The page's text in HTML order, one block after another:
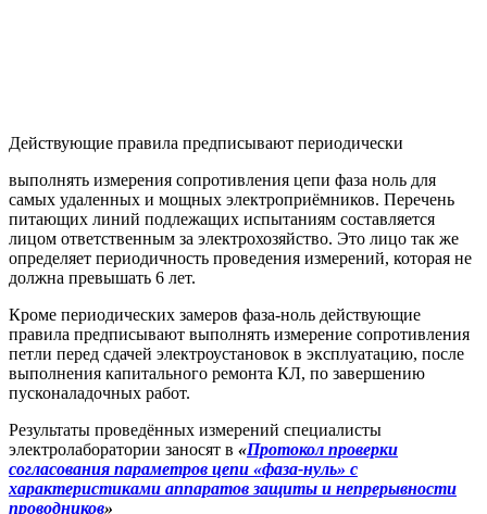
Действующие правила предписывают периодически
выполнять измерения сопротивления цепи фаза ноль для
самых удаленных и мощных электроприёмников. Перечень
питающих линий подлежащих испытаниям составляется
лицом ответственным за электрохозяйство. Это лицо так же
определяет периодичность проведения измерений, которая не
должна превышать 6 лет.
Кроме периодических замеров фаза-ноль действующие
правила предписывают выполнять измерение сопротивления
петли перед сдачей электроустановок в эксплуатацию, после
выполнения капитального ремонта КЛ, по завершению
пусконаладочных работ.
Результаты проведённых измерений специалисты
электролаборатории заносят в «Протокол проверки
согласования параметров цепи «фаза-нуль» с
характеристиками аппаратов защиты и непрерывности
проводников»